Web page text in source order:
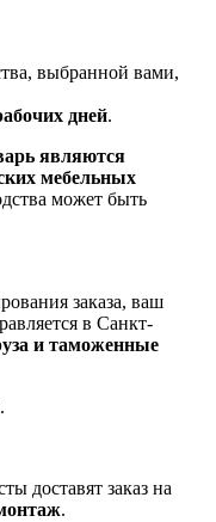
выбранной вами,
дней.
являются
мебельных
может быть
заказа, ваш
в Санкт-
и таможенные
.
доставят заказ на
.